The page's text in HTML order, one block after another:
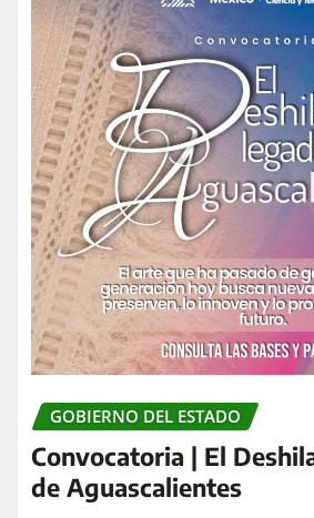
GOBIERNO DEL ESTADO
Convocatoria | El
de Aguascalientes